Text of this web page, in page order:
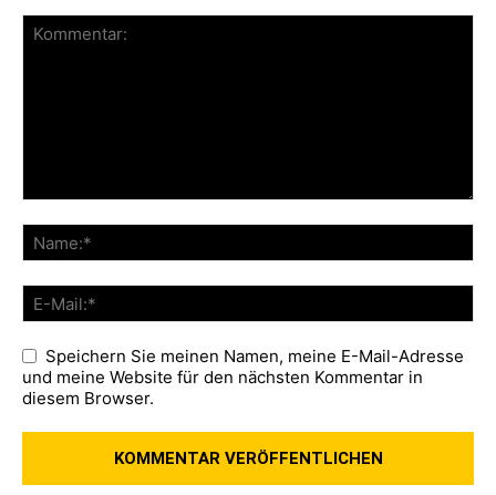
Speichern Sie meinen Namen, meine E-Mail-Adresse
und meine Website für den nächsten Kommentar in
diesem Browser.